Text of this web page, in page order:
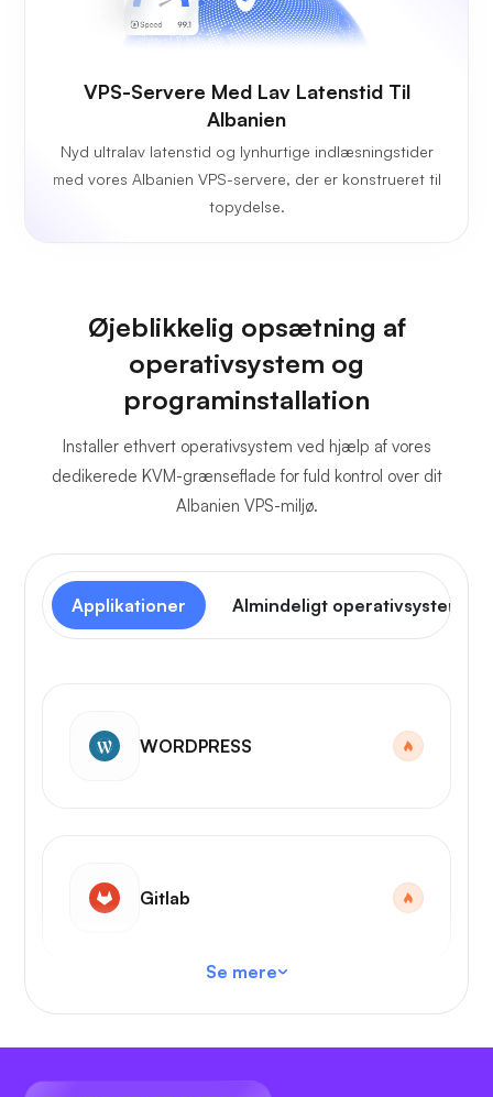
VPS-Servere Med Lav Latenstid Til
Albanien
Nyd ultralav latenstid og lynhurtige indlæsningstider
med vores Albanien VPS-servere, der er konstrueret til
topydelse.
Øjeblikkelig opsætning af
operativsystem og
programinstallation
Installer ethvert operativsystem ved hjælp af vores
dedikerede KVM-grænseflade for fuld kontrol over dit
Albanien VPS-miljø.
Applikationer Almindeligt operativsystem
WORDPRESS
Gitlab
VS-kode
Se mere